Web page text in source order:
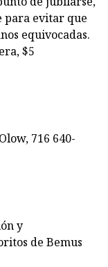
para evitar que
equivocadas.
$5
716 640-
y
de Bemus